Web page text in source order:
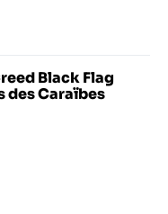
Black Flag
des Caraïbes